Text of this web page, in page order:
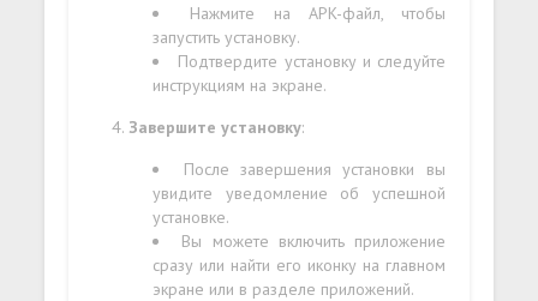
Нажмите на APK-файл, чтобы
запустить установку.
Подтвердите установку и следуйте
инструкциям на экране.
Завершите установку:
После завершения установки вы
увидите уведомление об успешной
установке.
Вы можете включить приложение
сразу или найти его иконку на главном
экране или в разделе приложений.